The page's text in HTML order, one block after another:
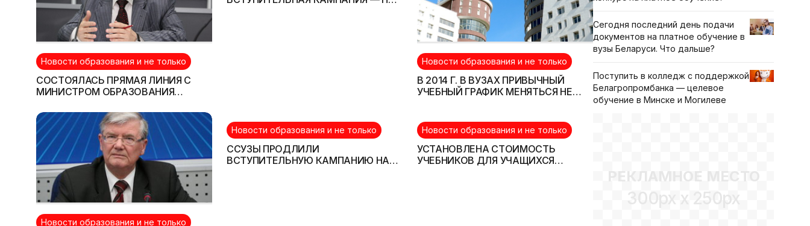
Новости образования и не только
СОСТОЯЛАСЬ ПРЯМАЯ ЛИНИЯ С
МИНИСТРОМ ОБРАЗОВАНИЯ
Новости образования и не только
В 2014 Г. В ВУЗАХ ПРИВЫЧНЫЙ
УЧЕБНЫЙ ГРАФИК МЕНЯТЬСЯ НЕ
Новости образования и не только
Новости образования и не только
ССУЗЫ ПРОДЛИЛИ
ВСТУПИТЕЛЬНУЮ КАМПАНИЮ НА
Новости образования и не только
УСТАНОВЛЕНА СТОИМОСТЬ
УЧЕБНИКОВ ДЛЯ УЧАЩИХСЯ
Сегодня последний день подачи
документов на платное обучение в
вузы Беларуси. Что дальше?
Поступить в колледж с поддержкой
Белагропромбанка — целевое
обучение в Минске и Могилеве
РЕКЛАМНОЕ МЕСТО
300px x 250px